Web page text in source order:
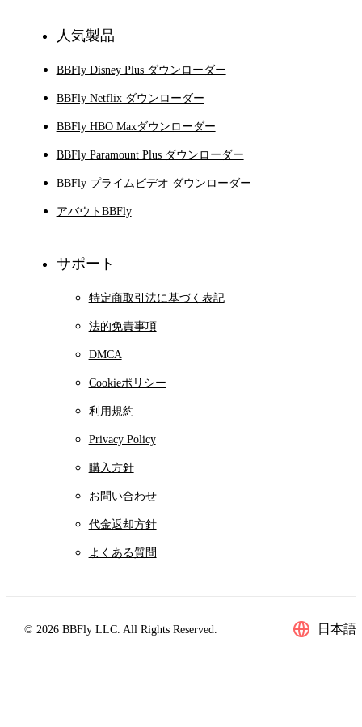
人気製品
BBFly Disney Plus ダウンローダー
BBFly Netflix ダウンローダー
BBFly HBO Maxダウンローダー
BBFly Paramount Plus ダウンローダー
BBFly プライムビデオ ダウンローダー
アバウトBBFly
サポート
特定商取引法に基づく表記
法的免責事項
DMCA
Cookieポリシー
利用規約
Privacy Policy
購入方針
お問い合わせ
代金返却方針
よくある質問
© 2026 BBFly LLC. All Rights Reserved. 日本語